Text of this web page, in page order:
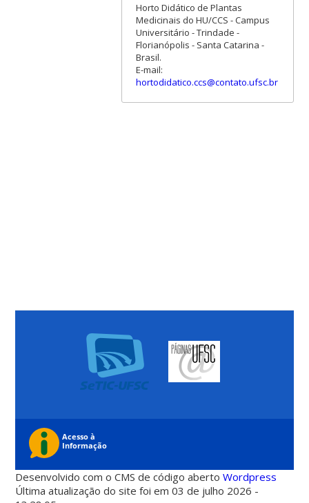
Horto Didático de Plantas
Medicinais do HU/CCS - Campus
Universitário - Trindade -
Florianópolis - Santa Catarina -
Brasil.
E-mail:
hortodidatico.ccs@contato.ufsc.br
Desenvolvido com o CMS de código abertoWordpress
Última atualização do site foi em 03 de julho 2026 -